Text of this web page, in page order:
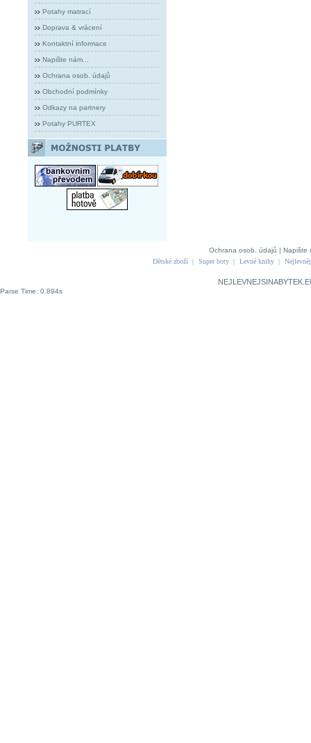
Potahy matrací
Doprava & vrácení
Kontaktní informace
Napište nám...
Ochrana osob. údajů
Obchodní podmínky
Odkazy na partnery
Potahy PURTEX
Ochrana osob. údajů | Napište
Dětské zboží | Super boty | Levné knihy |
Parse Time: 0.894s